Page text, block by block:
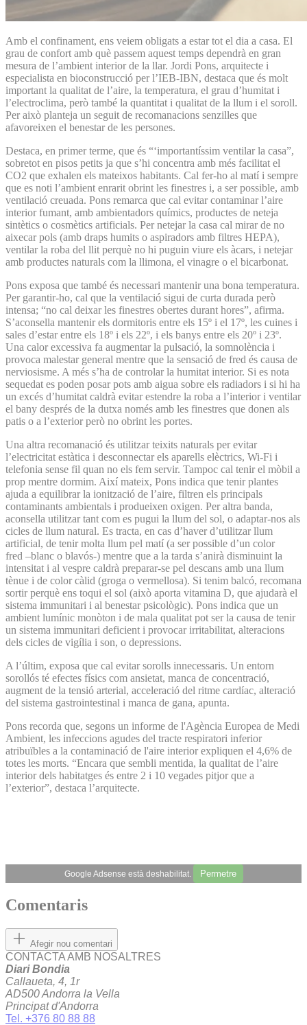
Amb el confinament, ens veiem obligats a estar tot el dia a casa. El
grau de confort amb què passem aquest temps dependrà en gran
mesura de l’ambient interior de la llar. Jordi Pons, arquitecte i
especialista en bioconstrucció per l’IEB-IBN, destaca que és molt
important la qualitat de l’aire, la temperatura, el grau d’humitat i
l’electroclima, però també la quantitat i qualitat de la llum i el soroll.
Per això planteja un seguit de recomanacions senzilles que
afavoreixen el benestar de les persones.
Destaca, en primer terme, que és “‘importantíssim ventilar la casa”,
sobretot en pisos petits ja que s’hi concentra amb més facilitat el
CO2 que exhalen els mateixos habitants. Cal fer-ho al matí i sempre
que es noti l’ambient enrarit obrint les finestres i, a ser possible, amb
ventilació creuada. Pons remarca que cal evitar contaminar l’aire
interior fumant, amb ambientadors químics, productes de neteja
sintètics o cosmètics artificials. Per netejar la casa cal mirar de no
aixecar pols (amb draps humits o aspiradors amb filtres HEPA),
ventilar la roba del llit perquè no hi puguin viure els àcars, i netejar
amb productes naturals com la llimona, el vinagre o el bicarbonat.
Pons exposa que també és necessari mantenir una bona temperatura.
Per garantir-ho, cal que la ventilació sigui de curta durada però
intensa; “no cal deixar les finestres obertes durant hores”, afirma.
S’aconsella mantenir els dormitoris entre els 15º i el 17º, les cuines i
sales d’estar entre els 18º i els 22º, i els banys entre els 20º i 23º.
Una calor excessiva fa augmentar la pulsació, la somnolència i
provoca malestar general mentre que la sensació de fred és causa de
nerviosisme. A més s’ha de controlar la humitat interior. Si es nota
sequedat es poden posar pots amb aigua sobre els radiadors i si hi ha
un excés d’humitat caldrà evitar estendre la roba a l’interior i ventilar
el bany després de la dutxa només amb les finestres que donen als
patis o a l’exterior però no obrint les portes.
Una altra recomanació és utilitzar teixits naturals per evitar
l’electricitat estàtica i desconnectar els aparells elèctrics, Wi-Fi i
telefonia sense fil quan no els fem servir. Tampoc cal tenir el mòbil a
prop mentre dormim. Així mateix, Pons indica que tenir plantes
ajuda a equilibrar la ionització de l’aire, filtren els principals
contaminants ambientals i produeixen oxigen. Per altra banda,
aconsella utilitzar tant com es pugui la llum del sol, o adaptar-nos als
cicles de llum natural. Es tracta, en cas d’haver d’utilitzar llum
artificial, de tenir molta llum pel matí (a ser possible d’un color
fred –blanc o blavós-) mentre que a la tarda s’anirà disminuint la
intensitat i al vespre caldrà preparar-se pel descans amb una llum
tènue i de color càlid (groga o vermellosa). Si tenim balcó, recomana
sortir perquè ens toqui el sol (això aporta vitamina D, que ajudarà el
sistema immunitari i al benestar psicològic). Pons indica que un
ambient lumínic monòton i de mala qualitat pot ser la causa de tenir
un sistema immunitari deficient i provocar irritabilitat, alteracions
dels cicles de vigília i son, o depressions.
A l’últim, exposa que cal evitar sorolls innecessaris. Un entorn
sorollós té efectes físics com ansietat, manca de concentració,
augment de la tensió arterial, acceleració del ritme cardíac, alteració
del sistema gastrointestinal i manca de gana, apunta.
Pons recorda que, segons un informe de l'Agència Europea de Medi
Ambient, les infeccions agudes del tracte respiratori inferior
atribuïbles a la contaminació de l'aire interior expliquen el 4,6% de
totes les morts. “Encara que sembli mentida, la qualitat de l’aire
interior dels habitatges és entre 2 i 10 vegades pitjor que a
l’exterior”, destaca l’arquitecte.
Google Adsense està deshabilitat. Permetre
Comentaris
Afegir nou comentari
CONTACTA AMB NOSALTRES
Diari Bondia
Callaueta, 4, 1r
AD500 Andorra la Vella
Principat d'Andorra
Tel. +376 80 88 88